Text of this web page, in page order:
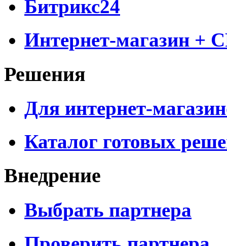
Битрикс24
Интернет-магазин +
Решения
Для интернет-
Каталог готовых
Внедрение
Выбрать партнера